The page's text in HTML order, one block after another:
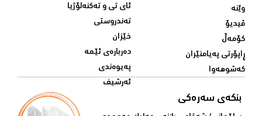
وێنە
ڤیدیۆ
کۆمەڵ
ڕاپۆرتی پەیامنێران
کەشوهەوا
ئای تی و تەکنەلۆژیا
تەندروستی
خێزان
دەربارەی ئێمە
پەیوەندی
ئەرشیف
بنکەی سەرەکی